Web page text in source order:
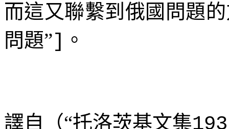
而這又聯繫到俄國問題
問題”] 。
譯自（“托洛茨基文集